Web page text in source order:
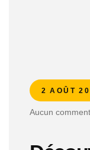
2 AOÛT
Aucun